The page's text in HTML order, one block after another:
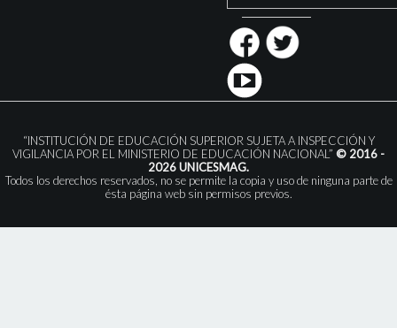
“INSTITUCIÓN DE EDUCACIÓN SUPERIOR SUJETA A INSPECCIÓN Y
VIGILANCIA POR EL MINISTERIO DE EDUCACIÓN NACIONAL” © 2016 -
2026 UNICESMAG.
Todos los derechos reservados, no se permite la copia y uso de ninguna parte de
ésta página web sin permisos previos.